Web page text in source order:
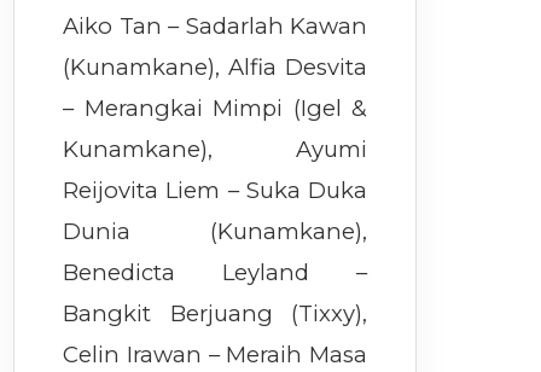
Aiko Tan – Sadarlah Kawan
(Kunamkane), Alfia Desvita
– Merangkai Mimpi (Igel &
Kunamkane), Ayumi
Reijovita Liem – Suka Duka
Dunia (Kunamkane),
Benedicta Leyland –
Bangkit Berjuang (Tixxy),
Celin Irawan – Meraih Masa